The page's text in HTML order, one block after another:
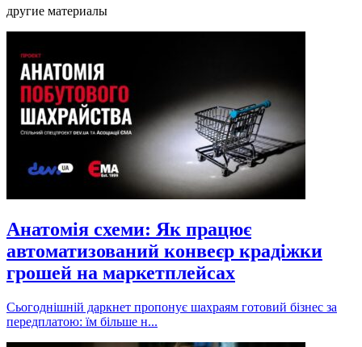
другие материалы
Анатомія схеми: Як працює
автоматизований конвеєр крадіжки
грошей на маркетплейсах
Сьогоднішній даркнет пропонує шахраям готовий бізнес за
передплатою: їм більше н...